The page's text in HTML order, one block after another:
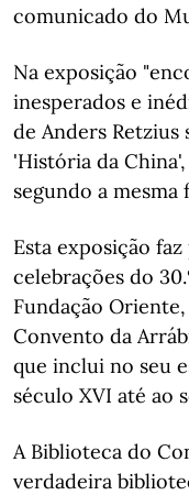
comunicado do
Na exposição
inesperados e
de Anders Retzius
'História da
segundo a mesma
Esta exposição
celebrações do
Fundação
Convento da
que inclui no seu
século XVI até ao
A Biblioteca do
verdadeira